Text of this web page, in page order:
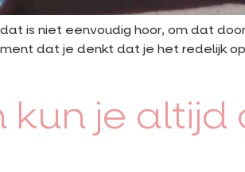
is niet eenvoudig hoor, om dat
dat je denkt dat je het redelijk
kun je